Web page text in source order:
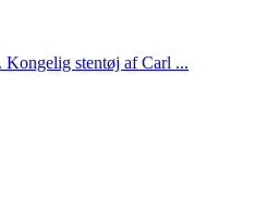
Kongelig stentøj af Carl ...